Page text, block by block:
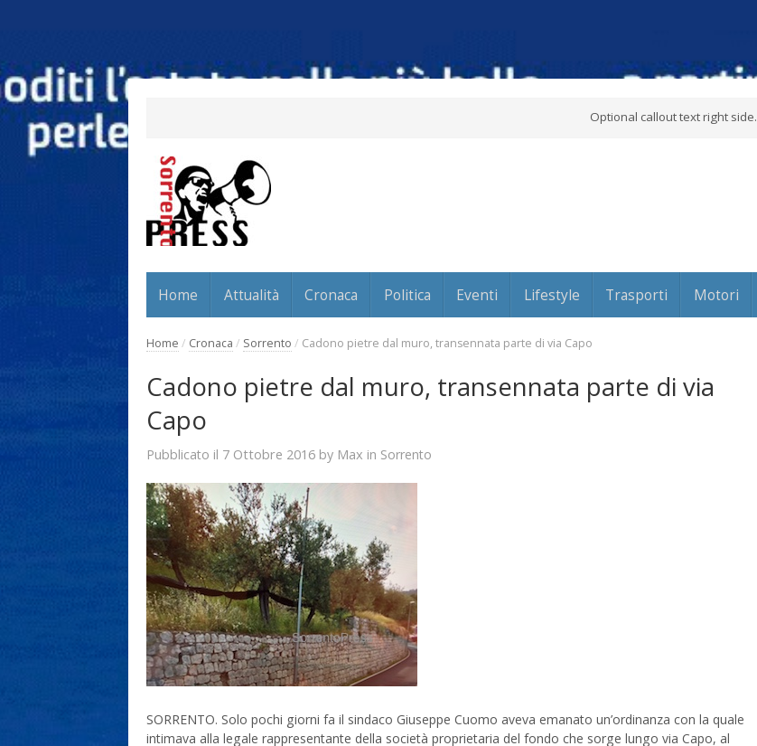
Optional callout text right side.
Home Attualità Cronaca Politica Eventi Lifestyle Trasporti Motori
Home / Cronaca / Sorrento / Cadono pietre dal muro, transennata parte di via Capo
Cadono pietre dal muro, transennata parte di via
Capo
Pubblicato il 7 Ottobre 2016 by Max in Sorrento
SORRENTO. Solo pochi giorni fa il sindaco Giuseppe Cuomo aveva emanato un’ordinanza con la quale
intimava alla legale rappresentante della società proprietaria del fondo che sorge lungo via Capo, al